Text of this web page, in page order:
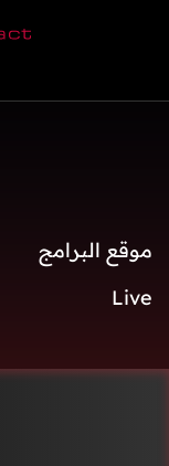
موقع البرامج
Live